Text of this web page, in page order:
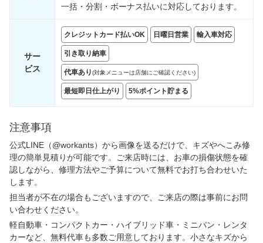
一括・分割・ボーナス払いに対応しております。
サー
ビス
クレジットカード払いOK 日曜日営業 輸入車対応
引き取り納車
代車あり(対象メニューは店舗にご確認ください)
最短即日仕上がり 5%ポイント貯まる
注意事項
公式LINE（@workants）から画像を送るだけで、キズやへこみ修
理の簡単見積りが可能です。ご来店時には、お車の損傷状態を確
認しながら、修理方法やご予算について無料でお打ち合わせいた
します。
担当者が不在の場合もございますので、ご来店の際は事前にお問
い合わせください。
軽自動車・コンパクトカー・ハイブリッド車・ミニバン・レンタ
カーなど、無料代車も多数ご用意しております。小さなキズから